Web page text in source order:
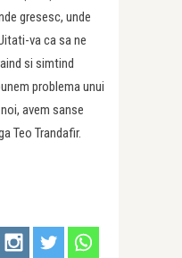
gresesc, unde
va ca sa ne
si simtind
problema unui
avem sanse
Teo Trandafir.